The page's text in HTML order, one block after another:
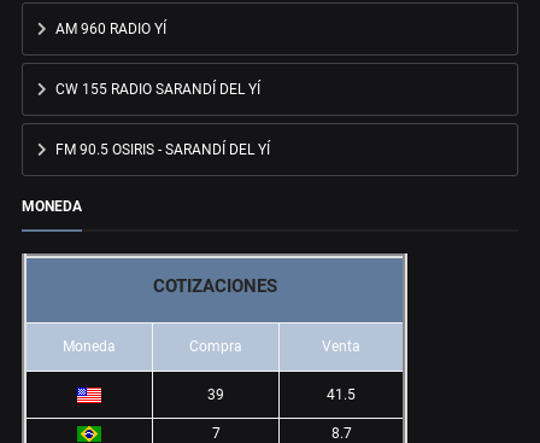
AM 960 RADIO YÍ
CW 155 RADIO SARANDÍ DEL YÍ
FM 90.5 OSIRIS - SARANDÍ DEL YÍ
MONEDA
COTIZACIONES
Moneda Compra Venta
39 41.5
7 8.7